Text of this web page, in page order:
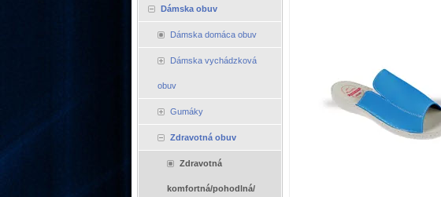
Dámska obuv
Dámska domáca obuv
Dámska vychádzková
obuv
Gumáky
Zdravotná obuv
Zdravotná
komfortná/pohodlná/